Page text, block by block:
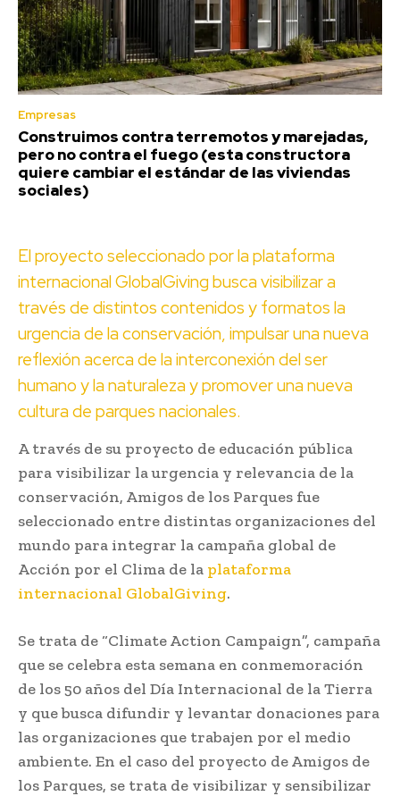
Empresas
Construimos contra terremotos y marejadas,
pero no contra el fuego (esta constructora
quiere cambiar el estándar de las viviendas
sociales)
El proyecto seleccionado por la plataforma
internacional GlobalGiving busca visibilizar a
través de distintos contenidos y formatos la
urgencia de la conservación, impulsar una nueva
reflexión acerca de la interconexión del ser
humano y la naturaleza y promover una nueva
cultura de parques nacionales.
A través de su proyecto de educación pública
para visibilizar la urgencia y relevancia de la
conservación, Amigos de los Parques fue
seleccionado entre distintas organizaciones del
mundo para integrar la campaña global de
Acción por el Clima de la plataforma
internacional GlobalGiving.
Se trata de “Climate Action Campaign”, campaña
que se celebra esta semana en conmemoración
de los 50 años del Día Internacional de la Tierra
y que busca difundir y levantar donaciones para
las organizaciones que trabajen por el medio
ambiente. En el caso del proyecto de Amigos de
los Parques, se trata de visibilizar y sensibilizar